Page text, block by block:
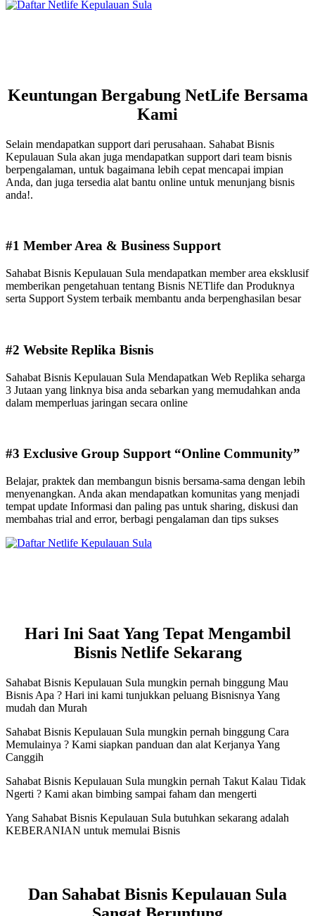
Keuntungan Bergabung NetLife Bersama
Kami
Selain mendapatkan support dari perusahaan. Sahabat Bisnis
Kepulauan Sula akan juga mendapatkan support dari team bisnis
berpengalaman, untuk bagaimana lebih cepat mencapai impian
Anda, dan juga tersedia alat bantu online untuk menunjang bisnis
anda!.
#1 Member Area & Business Support
Sahabat Bisnis Kepulauan Sula mendapatkan member area eksklusif
memberikan pengetahuan tentang Bisnis NETlife dan Produknya
serta Support System terbaik membantu anda berpenghasilan besar
#2 Website Replika Bisnis
Sahabat Bisnis Kepulauan Sula Mendapatkan Web Replika seharga
3 Jutaan yang linknya bisa anda sebarkan yang memudahkan anda
dalam memperluas jaringan secara online
#3 Exclusive Group Support “Online Community”
Belajar, praktek dan membangun bisnis bersama-sama dengan lebih
menyenangkan. Anda akan mendapatkan komunitas yang menjadi
tempat update Informasi dan paling pas untuk sharing, diskusi dan
membahas trial and error, berbagi pengalaman dan tips sukses
Hari Ini Saat Yang Tepat Mengambil
Bisnis Netlife Sekarang
Sahabat Bisnis Kepulauan Sula mungkin pernah binggung Mau
Bisnis Apa ? Hari ini kami tunjukkan peluang Bisnisnya Yang
mudah dan Murah
Sahabat Bisnis Kepulauan Sula mungkin pernah binggung Cara
Memulainya ? Kami siapkan panduan dan alat Kerjanya Yang
Canggih
Sahabat Bisnis Kepulauan Sula mungkin pernah Takut Kalau Tidak
Ngerti ? Kami akan bimbing sampai faham dan mengerti
Yang Sahabat Bisnis Kepulauan Sula butuhkan sekarang adalah
KEBERANIAN untuk memulai Bisnis
Dan Sahabat Bisnis Kepulauan Sula